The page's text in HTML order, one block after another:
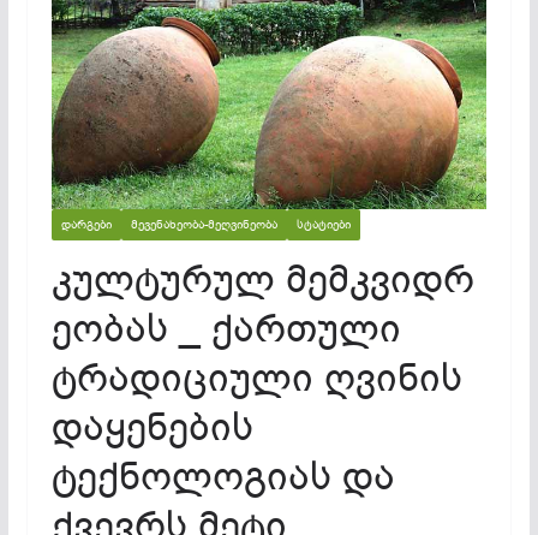
ᲓᲐᲠᲒᲔᲑᲘ ᲛᲔᲕᲔᲜᲐᲮᲔᲝᲑᲐ-ᲛᲔᲦᲕᲘᲜᲔᲝᲑᲐ ᲡᲢᲐᲢᲘᲔᲑᲘ
კულტურულ მემკვიდრ
ეობას _ ქართული
ტრადიციული ღვინის
დაყენების
ტექნოლოგიას და